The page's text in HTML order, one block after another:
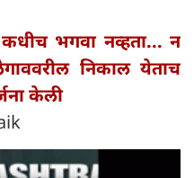
कधीच भगवा नव्हता... न
निकाल येताच
केली